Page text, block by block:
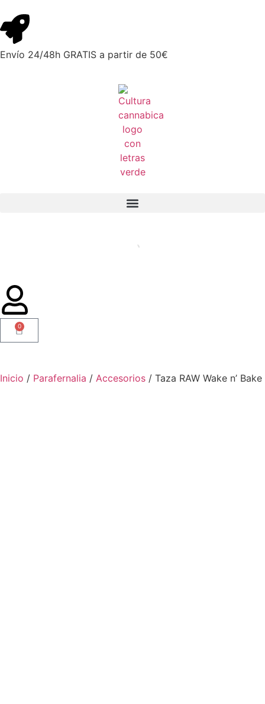
Envío 24/48h GRATIS a partir de 50€
0
Inicio / Parafernalia / Accesorios / Taza RAW Wake n’ Bake